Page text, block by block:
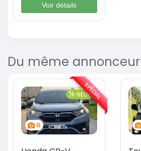
Voir détails
Du même annonceur
6
NEUFSPÉCIAL